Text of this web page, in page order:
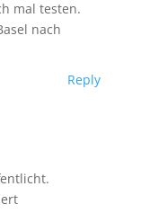
mal testen.
nach
Reply